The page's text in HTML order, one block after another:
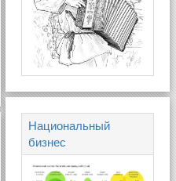
Национальный
бизнес